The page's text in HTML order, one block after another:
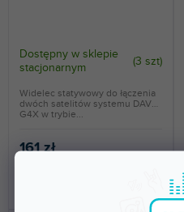
Dostępny w sklepie
stacjonarnym
(3 szt)
161 zł
Widelec statywowy do łączenia
dwóch satelitów systemu DAVE
G4X w trybie...